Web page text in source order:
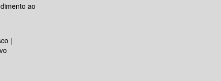
ao
|